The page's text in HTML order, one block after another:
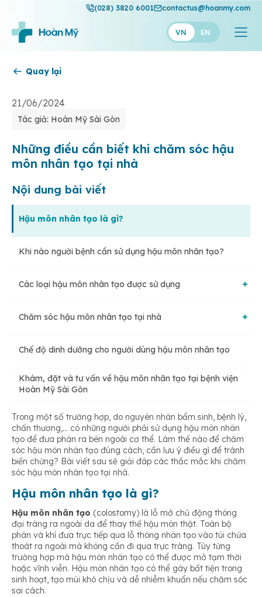
(028) 3820 6001 contactus@hoanmy.com
VN EN
Hạnh Phúc
Thuận Mỹ
Quay lại
21/06/2024
Tác giả: Hoàn Mỹ Sài Gòn
Những điều cần biết khi chăm sóc hậu
môn nhân tạo tại nhà
Nội dung bài viết
Hậu môn nhân tạo là gì?
Khi nào người bệnh cần sử dụng hậu môn nhân tạo?
Các loại hậu môn nhân tạo được sử dụng
1. Hậu môn nhân tạo đại tràng sigma
4. Hậu môn nhân tạo đại tràng lên
Chăm sóc hậu môn nhân tạo tại nhà
Cách chăm sóc hậu môn nhân tạo
Vệ sinh cá nhân
Sinh hoạt hằng ngày
Theo dõi tình trạng hậu môn nhân tạo
Chế độ dinh dưỡng cho người dùng hậu môn nhân tạo
Khám, đặt và tư vấn về hậu môn nhân tạo tại bệnh viện
Hoàn Mỹ Sài Gòn
Trong một số trường hợp, do nguyên nhân bẩm sinh, bệnh lý,
chấn thương,… có những người phải sử dụng hậu môn nhân
tạo để đưa phân ra bên ngoài cơ thể. Làm thế nào để chăm
sóc hậu môn nhân tạo đúng cách, cần lưu ý điều gì để tránh
biến chứng? Bài viết sau sẽ giải đáp các thắc mắc khi chăm
sóc hậu môn nhân tạo tại nhà.
Hậu môn nhân tạo là gì?
Hậu môn nhân tạo (colostomy) là lỗ mở chủ động thông
đại tràng ra ngoài da để thay thế hậu môn thật. Toàn bộ
phân và khí đưa trực tiếp qua lỗ thông nhân tạo vào túi chứa
thoát ra ngoài mà không cần đi qua trực tràng. Tùy từng
trường hợp mà hậu môn nhân tạo có thể được mở tạm thời
hoặc vĩnh viễn. Hậu môn nhân tạo có thể gây bất tiện trong
sinh hoạt, tạo mùi khó chịu và dễ nhiễm khuẩn nếu chăm sóc
sai cách.